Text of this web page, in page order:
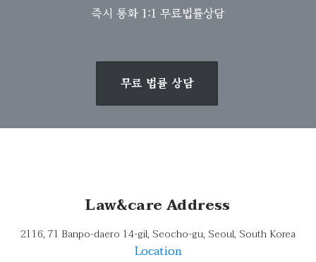
즉시 통화 1:1 무료법률상담
무료 법률 상담
Law&care Address
2116, 71 Banpo-daero 14-gil, Seocho-gu, Seoul, South Korea
Location